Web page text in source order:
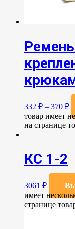
332 ₽ – 370 ₽
товар имеет
на странице
КС 1-2
3061 ₽
имеет
странице